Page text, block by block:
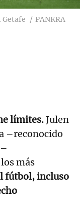
PANKRA
límites.Julen
–reconocido
más
fútbol, incluso